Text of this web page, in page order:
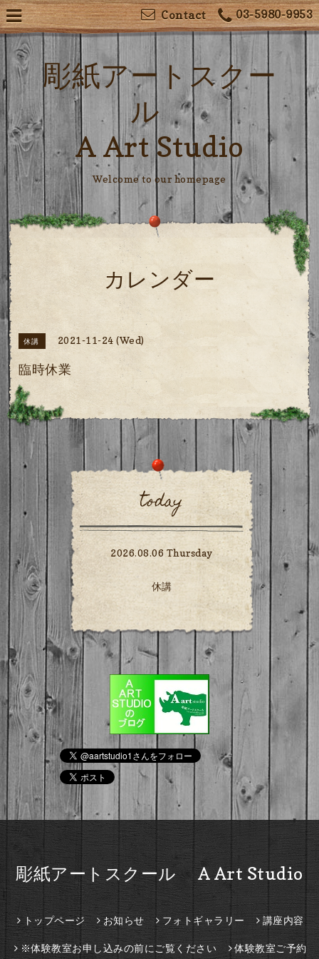
03-5980-9953
Contact
彫紙アートスクー
ル
A Art Studio
Welcome to our homepage
カレンダー
休講 2021-11-24 (Wed)
臨時休業
today
2026.08.06 Thursday
休講
彫紙アートスクール A Art Studio
トップページ お知らせ フォトギャラリー 講座内容
※体験教室お申し込みの前にご覧ください 体験教室ご予約